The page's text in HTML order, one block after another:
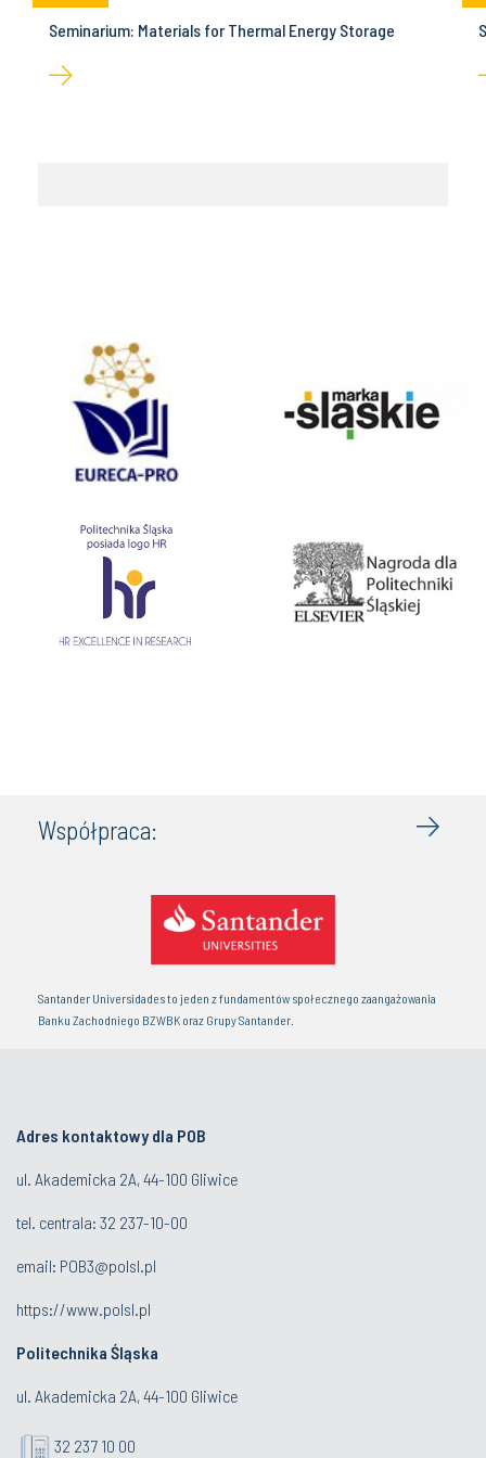
Seminarium: Materials for Thermal Energy Storage
Współpraca:
Santander Universidades to jeden z fundamentów społecznego zaangażowania
Banku Zachodniego BZWBK oraz Grupy Santander.
Adres kontaktowy dla POB
ul. Akademicka 2A, 44-100 Gliwice
tel. centrala: 32 237-10-00
email: POB3@polsl.pl
https://www.polsl.pl
Politechnika Śląska
ul. Akademicka 2A, 44-100 Gliwice
32 237 10 00